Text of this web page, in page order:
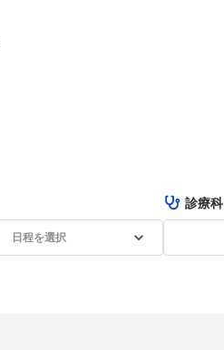
日程を選択
診療科